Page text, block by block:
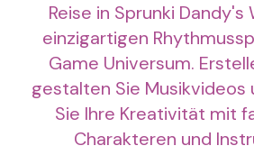
Reise in Sprunki Dandy's
einzigartigen
Game Universum.
gestalten Sie Musikvideos
Sie Ihre Kreativität mit
Charakteren und